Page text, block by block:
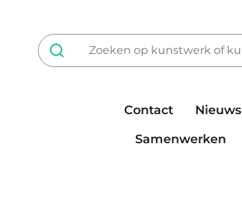
Contact Nieuws
Samenwerken